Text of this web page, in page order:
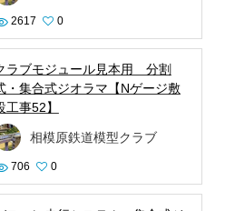
2617 0
ラブモジュール見本用 分割
・集合式ジオラマ【Nゲージ敷
工事52】
相模原鉄道模型クラブ
706 0